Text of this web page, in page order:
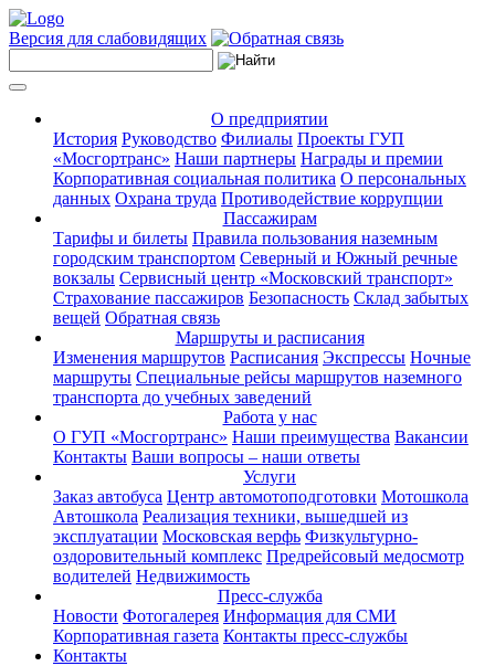
Версия для слабовидящих
О предприятии
История Руководство Филиалы Проекты ГУП
«Мосгортранс» Наши партнеры Награды и премии
Корпоративная социальная политика О персональных
данных Охрана труда Противодействие коррупции
Пассажирам
Тарифы и билеты Правила пользования наземным
городским транспортом Северный и Южный речные
вокзалы Сервисный центр «Московский транспорт»
Страхование пассажиров Безопасность Склад забытых
вещей Обратная связь
Маршруты и расписания
Изменения маршрутов Расписания Экспрессы Ночные
маршруты Специальные рейсы маршрутов наземного
транспорта до учебных заведений
Работа у нас
О ГУП «Мосгортранс» Наши преимущества Вакансии
Контакты Ваши вопросы – наши ответы
Услуги
Заказ автобуса Центр автомотоподготовки Мотошкола
Автошкола Реализация техники, вышедшей из
эксплуатации Московская верфь Физкультурно-
оздоровительный комплекс Предрейсовый медосмотр
водителей Недвижимость
Пресс-служба
Новости Фотогалерея Информация для СМИ
Корпоративная газета Контакты пресс-службы
Контакты